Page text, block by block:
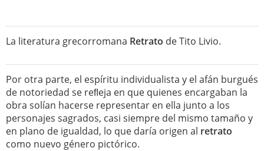
La literatura grecorromana Retrato de Tito Livio.
Por otra parte, el espíritu individualista y el afán burgués
de notoriedad se reﬂeja en que quienes encargaban la
obra solían hacerse representar en ella junto a los
personajes sagrados, casi siempre del mismo tamaño y
en plano de igualdad, lo que daría origen al retrato
como nuevo género pictórico.